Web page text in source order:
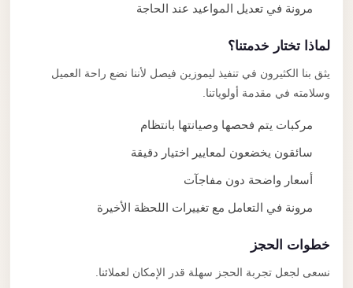
مرونة في تعديل المواعيد عند الحاجة
لماذا تختار خدمتنا؟
يثق بنا الكثيرون في تنفيذ ليموزين فيصل لأننا نضع راحة العميل
وسلامته في مقدمة أولوياتنا.
مركبات يتم فحصها وصيانتها بانتظام
سائقون يخضعون لمعايير اختيار دقيقة
أسعار واضحة دون مفاجآت
مرونة في التعامل مع تغييرات اللحظة الأخيرة
خطوات الحجز
نسعى لجعل تجربة الحجز سهلة قدر الإمكان لعملائنا.